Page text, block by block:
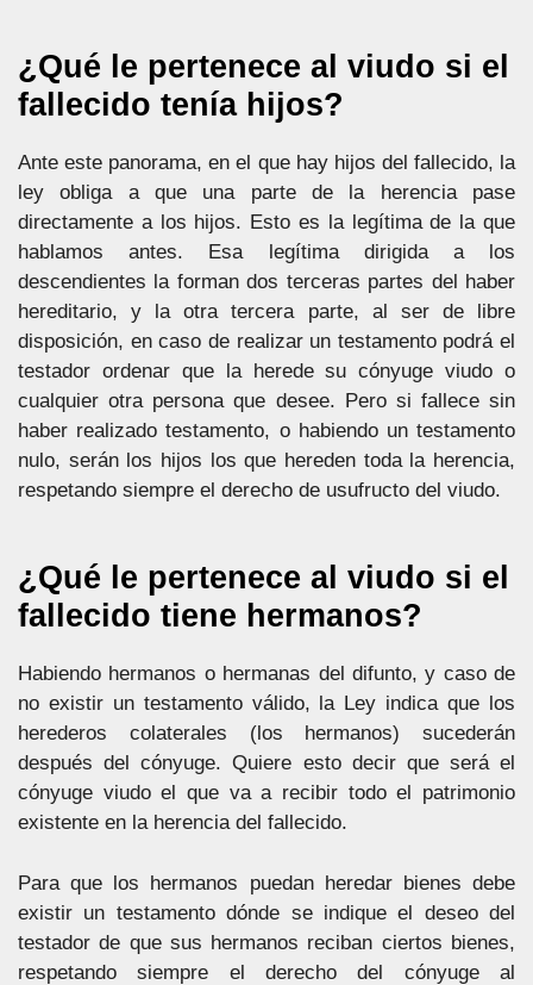
¿Qué le pertenece al viudo si el
fallecido tenía hijos?
Ante este panorama, en el que hay hijos del fallecido, la
ley obliga a que una parte de la herencia pase
directamente a los hijos. Esto es la legítima de la que
hablamos antes. Esa legítima dirigida a los
descendientes la forman dos terceras partes del haber
hereditario, y la otra tercera parte, al ser de libre
disposición, en caso de realizar un testamento podrá el
testador ordenar que la herede su cónyuge viudo o
cualquier otra persona que desee. Pero si fallece sin
haber realizado testamento, o habiendo un testamento
nulo, serán los hijos los que hereden toda la herencia,
respetando siempre el derecho de usufructo del viudo.
¿Qué le pertenece al viudo si el
fallecido tiene hermanos?
Habiendo hermanos o hermanas del difunto, y caso de
no existir un testamento válido, la Ley indica que los
herederos colaterales (los hermanos) sucederán
después del cónyuge. Quiere esto decir que será el
cónyuge viudo el que va a recibir todo el patrimonio
existente en la herencia del fallecido.
Para que los hermanos puedan heredar bienes debe
existir un testamento dónde se indique el deseo del
testador de que sus hermanos reciban ciertos bienes,
respetando siempre el derecho del cónyuge al